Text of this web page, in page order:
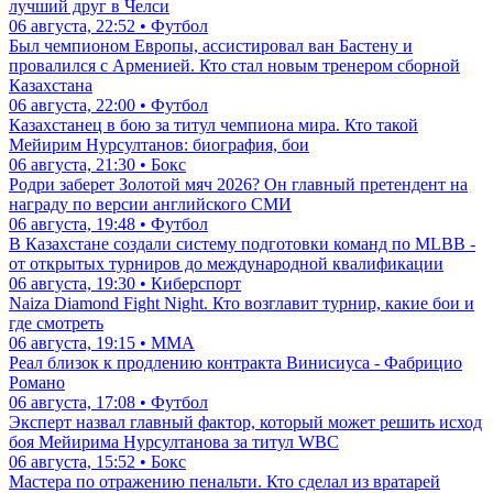
лучший друг в Челси
06 августа, 22:52 • Футбол
Был чемпионом Европы, ассистировал ван Бастену и
провалился с Арменией. Кто стал новым тренером сборной
Казахстана
06 августа, 22:00 • Футбол
Казахстанец в бою за титул чемпиона мира. Кто такой
Мейирим Нурсултанов: биография, бои
06 августа, 21:30 • Бокс
Родри заберет Золотой мяч 2026? Он главный претендент на
награду по версии английского СМИ
06 августа, 19:48 • Футбол
В Казахстане создали систему подготовки команд по MLBB -
от открытых турниров до международной квалификации
06 августа, 19:30 • Киберспорт
Naiza Diamond Fight Night. Кто возглавит турнир, какие бои и
где смотреть
06 августа, 19:15 • ММА
Реал близок к продлению контракта Винисиуса - Фабрицио
Романо
06 августа, 17:08 • Футбол
Эксперт назвал главный фактор, который может решить исход
боя Мейирима Нурсултанова за титул WBC
06 августа, 15:52 • Бокс
Мастера по отражению пенальти. Кто сделал из вратарей